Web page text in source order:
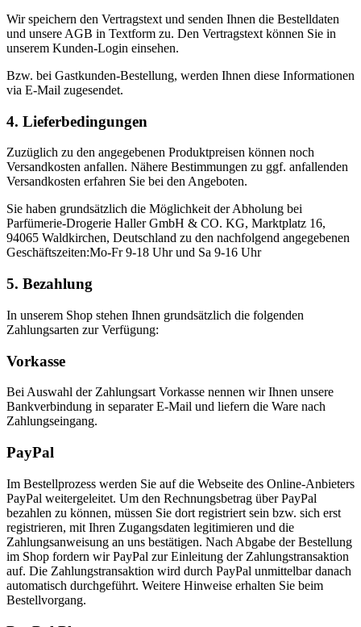
Wir speichern den Vertragstext und senden Ihnen die Bestelldaten
und unsere AGB in Textform zu. Den Vertragstext können Sie in
unserem Kunden-Login einsehen.
Bzw. bei Gastkunden-Bestellung, werden Ihnen diese Informationen
via E-Mail zugesendet.
4. Lieferbedingungen
Zuzüglich zu den angegebenen Produktpreisen können noch
Versandkosten anfallen. Nähere Bestimmungen zu ggf. anfallenden
Versandkosten erfahren Sie bei den Angeboten.
Sie haben grundsätzlich die Möglichkeit der Abholung bei
Parfümerie-Drogerie Haller GmbH & CO. KG, Marktplatz 16,
94065 Waldkirchen, Deutschland zu den nachfolgend angegebenen
Geschäftszeiten:Mo-Fr 9-18 Uhr und Sa 9-16 Uhr
5. Bezahlung
In unserem Shop stehen Ihnen grundsätzlich die folgenden
Zahlungsarten zur Verfügung:
Vorkasse
Bei Auswahl der Zahlungsart Vorkasse nennen wir Ihnen unsere
Bankverbindung in separater E-Mail und liefern die Ware nach
Zahlungseingang.
PayPal
Im Bestellprozess werden Sie auf die Webseite des Online-Anbieters
PayPal weitergeleitet. Um den Rechnungsbetrag über PayPal
bezahlen zu können, müssen Sie dort registriert sein bzw. sich erst
registrieren, mit Ihren Zugangsdaten legitimieren und die
Zahlungsanweisung an uns bestätigen. Nach Abgabe der Bestellung
im Shop fordern wir PayPal zur Einleitung der Zahlungstransaktion
auf. Die Zahlungstransaktion wird durch PayPal unmittelbar danach
automatisch durchgeführt. Weitere Hinweise erhalten Sie beim
Bestellvorgang.